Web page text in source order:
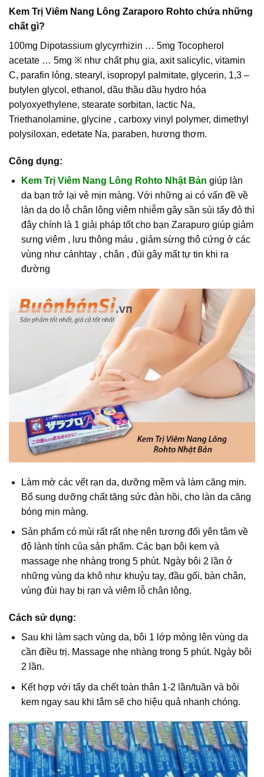
Kem Trị Viêm Nang Lông Zaraporo Rohto chứa những
chất gì?
100mg Dipotassium glycyrrhizin … 5mg Tocopherol
acetate … 5mg ※ như chất phụ gia, axit salicylic, vitamin
C, parafin lỏng, stearyl, isopropyl palmitate, glycerin, 1,3 –
butylen glycol, ethanol, dầu thầu dầu hydro hóa
polyoxyethylene, stearate sorbitan, lactic Na,
Triethanolamine, glycine , carboxy vinyl polymer, dimethyl
polysiloxan, edetate Na, paraben, hương thơm.
Công dụng:
Kem Trị Viêm Nang Lông Rohto Nhật Bản giúp làn
da bạn trở lại vẻ mịn màng. Với những ai có vấn đề về
làn da do lỗ chân lông viêm nhiễm gây sần sùi tấy đỏ thì
đây chính là 1 giải pháp tốt cho bạn Zarapuro giúp giảm
sưng viêm , lưu thông máu , giảm sừng thô cứng ở các
vùng như cánhtay , chân , đùi gây mất tự tin khi ra
đường
Làm mờ các vết rạn da, dưỡng mềm và làm căng mịn.
Bổ sung dưỡng chất tăng sức đàn hồi, cho làn da căng
bóng mịn màng.
Sản phẩm có mùi rất rất nhẹ nên tương đối yên tâm về
độ lành tính của sản phẩm. Các bạn bôi kem và
massage nhẹ nhàng trong 5 phút. Ngày bôi 2 lần ở
những vùng da khô như khuỷu tay, đầu gối, bàn chân,
vùng đùi hay bị rạn và viêm lỗ chân lông.
Cách sử dụng:
Sau khi làm sạch vùng da, bôi 1 lớp mỏng lên vùng da
cần điều trị. Massage nhẹ nhàng trong 5 phút. Ngày bôi
2 lần.
Kết hợp với tẩy da chết toàn thân 1-2 lần/tuần và bôi
kem ngay sau khi tắm sẽ cho hiệu quả nhanh chóng.